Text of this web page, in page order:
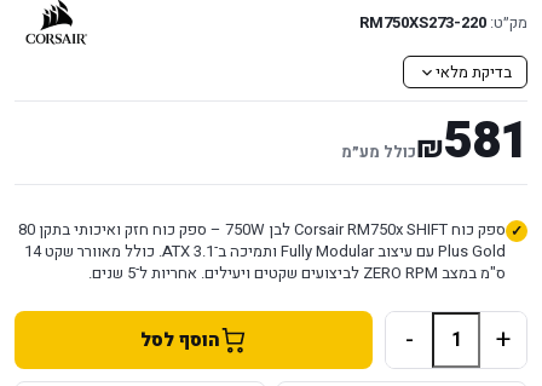
מק״ט: 220-RM750XS273
בדיקת מלאי
581
₪כולל מע״מ
ספק כוח Corsair RM750x SHIFT לבן 750W – ספק כוח חזק ואיכותי בתקן 80
Plus Gold עם עיצוב Fully Modular ותמיכה ב־ATX 3.1. כולל מאוורר שקט 14
ס"מ במצב ZERO RPM לביצועים שקטים ויעילים. אחריות ל־5 שנים.
+
- הוסף לסל